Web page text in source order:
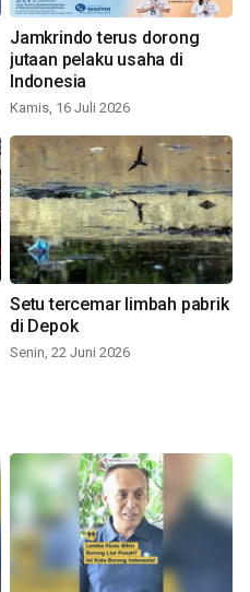
Jamkrindo terus dorong
jutaan pelaku usaha di
Indonesia
Kamis, 16 Juli 2026
Setu tercemar limbah pabrik
di Depok
Senin, 22 Juni 2026